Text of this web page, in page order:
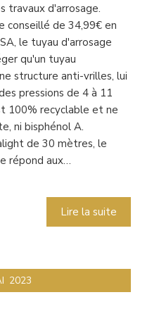
travaux d'arrosage.
conseillé de 34,99€ en
le tuyau d'arrosage
qu'un tuyau
structure anti-vrilles, lui
pressions de 4 à 11
100% recyclable et ne
ni bisphénol A.
de 30 mètres, le
répond aux…
Lire la suite
2023